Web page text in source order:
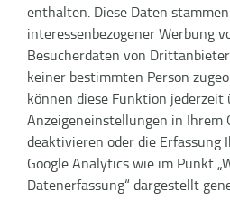
enthalten. Diese Daten
interessenbezogener Werbung
Besucherdaten von
keiner bestimmten Person
können diese Funktion jederzeit
Anzeigeneinstellungen in Ihrem
deaktivieren oder die Erfassung
Google Analytics wie im Punkt
Datenerfassung“ dargestellt